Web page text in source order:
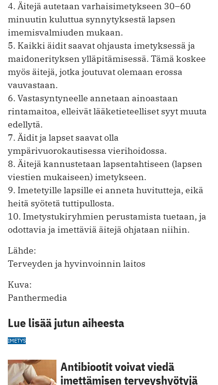
4. Äitejä autetaan varhaisimetykseen 30–60
minuutin kuluttua synnytyksestä lapsen
imemisvalmiuden mukaan.
5. Kaikki äidit saavat ohjausta imetyksessä ja
maidonerityksen ylläpitämisessä. Tämä koskee
myös äitejä, jotka joutuvat olemaan erossa
vauvastaan.
6. Vastasyntyneelle annetaan ainoastaan
rintamaitoa, elleivät lääketieteelliset syyt muuta
edellytä.
7. Äidit ja lapset saavat olla
ympärivuorokautisessa vierihoidossa.
8. Äitejä kannustetaan lapsentahtiseen (lapsen
viestien mukaiseen) imetykseen.
9. Imetetyille lapsille ei anneta huvitutteja, eikä
heitä syötetä tuttipullosta.
10. Imetystukiryhmien perustamista tuetaan, ja
odottavia ja imettäviä äitejä ohjataan niihin.
Lähde:
Terveyden ja hyvinvoinnin laitos
Kuva:
Panthermedia
Lue lisää jutun aiheesta
IMETYS
Antibiootit voivat viedä
imettämisen terveyshyötyjä